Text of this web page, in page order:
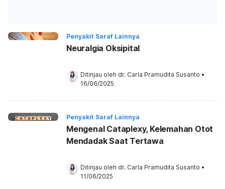
Penyakit Saraf Lainnya
Neuralgia Oksipital
Ditinjau oleh dr. Carla Pramudita Susanto •
16/06/2025
Penyakit Saraf Lainnya
Mengenal Cataplexy, Kelemahan Otot
Mendadak Saat Tertawa
Ditinjau oleh dr. Carla Pramudita Susanto •
11/06/2025